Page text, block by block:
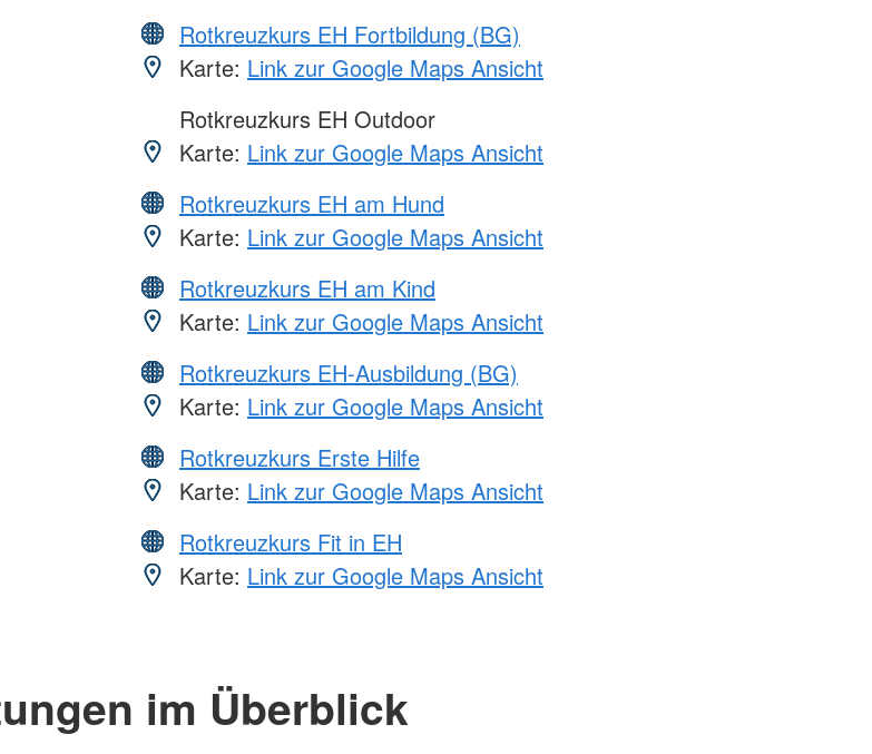
Rotkreuzkurs EH Fortbildung (BG)
Karte: Link zur Google Maps Ansicht
Rotkreuzkurs EH Outdoor
Karte: Link zur Google Maps Ansicht
Rotkreuzkurs EH am Hund
Karte: Link zur Google Maps Ansicht
Rotkreuzkurs EH am Kind
Karte: Link zur Google Maps Ansicht
Rotkreuzkurs EH-Ausbildung (BG)
Karte: Link zur Google Maps Ansicht
Rotkreuzkurs Erste Hilfe
Karte: Link zur Google Maps Ansicht
Rotkreuzkurs Fit in EH
Karte: Link zur Google Maps Ansicht
im Überblick